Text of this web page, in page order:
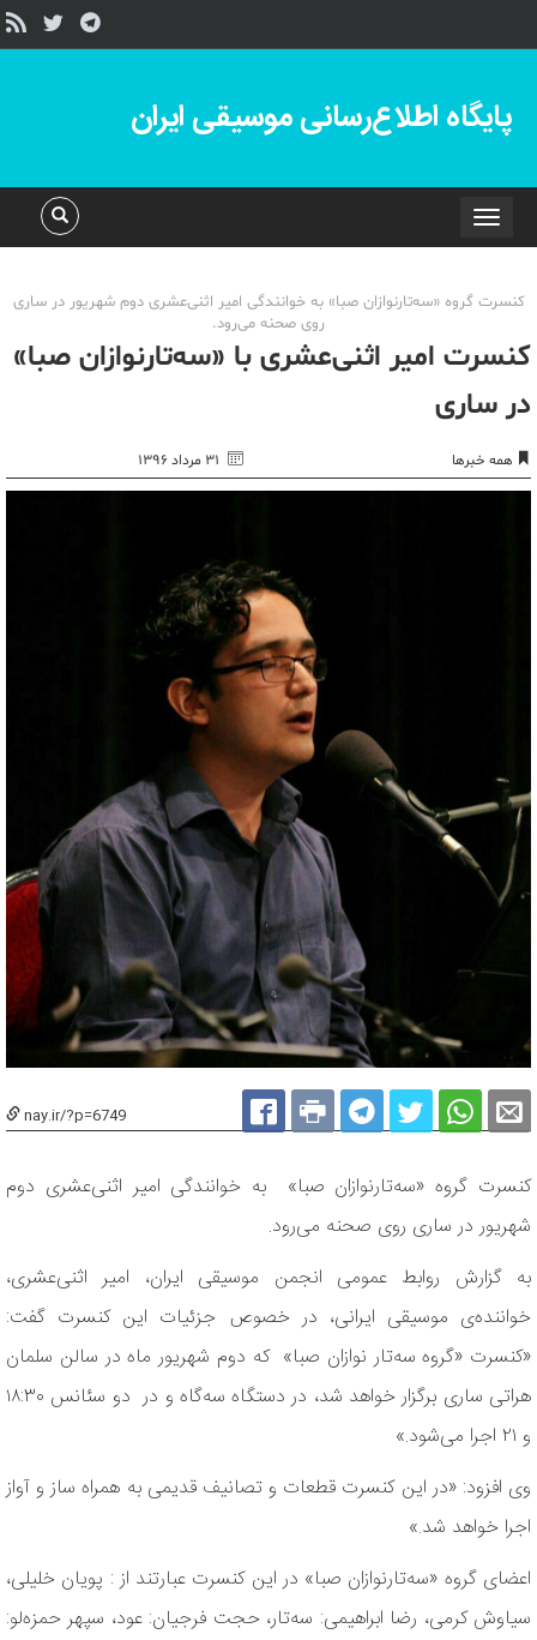
پایگاه اطلاع‌رسانی موسیقی ایران
Toggle
navigation
کنسرت گروه «سه‌تارنوازان صبا» به خوانندگی امیر اثنی‌عشری دوم شهریور در ساری
روی صحنه می‌رود.
کنسرت امیر اثنی‌عشری با «سه‌تارنوازان صبا»
در ساری
همه خبرها ۳۱ مرداد ۱۳۹۶
nay.ir/?p=6749
کنسرت گروه «سه‌تارنوازان صبا» به خوانندگی امیر اثنی‌عشری دوم
شهریور در ساری روی صحنه می‌رود.
به گزارش روابط عمومی انجمن موسیقی ایران، امیر اثنی‌عشری،
خواننده‌ی موسیقی ایرانی، در خصوص جزئیات این کنسرت گفت:
«کنسرت «گروه سه‌تار نوازان صبا» که دوم شهریور ماه در سالن سلمان
هراتی ساری برگزار خواهد شد، در دستگاه سه‌گاه و در دو سئانس ۱۸:۳۰
و ۲۱ اجرا می‌شود.»
وی افزود: «در این کنسرت قطعات و تصانیف قدیمی به همراه ساز و آواز
اجرا خواهد شد.»
اعضای گروه «سه‌تارنوازان صبا» در این کنسرت عبارتند از : پویان خلیلی،
سیاوش کرمی، رضا ابراهیمی: سه‌تار، حجت فرجیان: عود، سپهر حمزه‌لو: